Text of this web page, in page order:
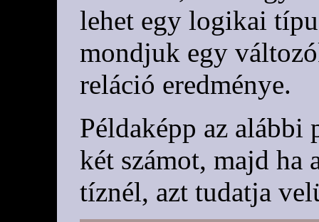
lehet egy logikai
mondjuk egy
reláció eredménye.
Példaképp az alábbi
két számot, majd ha
tíznél, azt tudatja